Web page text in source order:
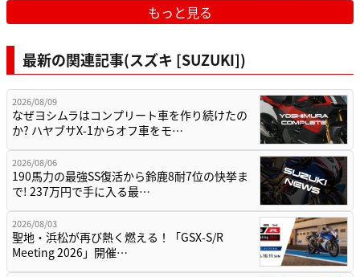
もっと見る
最新の関連記事(スズキ [SUZUKI])
2026/08/09
なぜヨシムラはコンプリート車を作り続けたの
か? ハヤブサX-1からオフ車をモ…
2026/08/06
190馬力の最強SS復活から鈴鹿8耐7位の快挙ま
で! 237万円で手に入る最…
2026/08/03
聖地・浜松が再び熱く燃える！「GSX-S/R
Meeting 2026」開催…